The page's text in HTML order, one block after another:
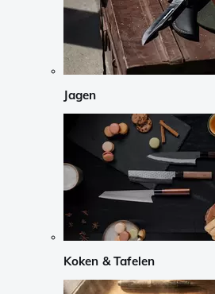
Jagen
Koken & Tafelen